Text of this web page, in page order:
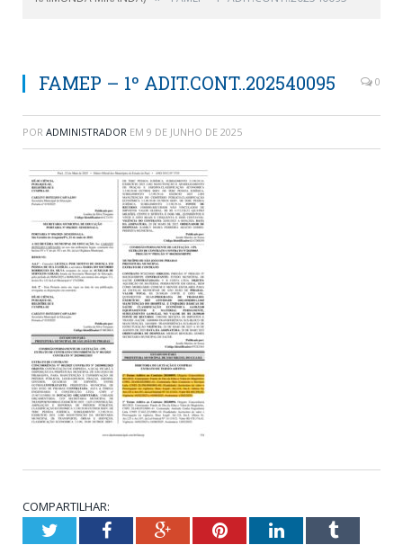
FAMEP – 1º ADIT.CONT..202540095 0
POR ADMINISTRADOR EM 9 DE JUNHO DE 2025
COMPARTILHAR:
TwitterFacebookGoogle+PinterestLinkedInTumblr